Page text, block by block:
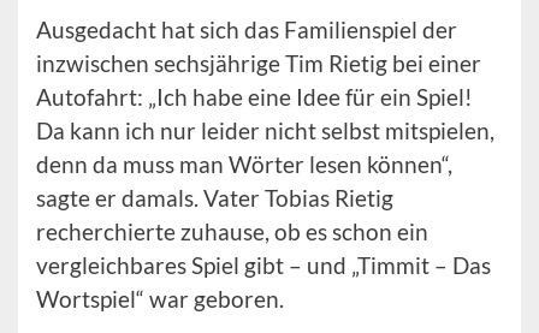
Ausgedacht hat sich das Familienspiel der
inzwischen sechsjährige Tim Rietig bei einer
Autofahrt: „Ich habe eine Idee für ein Spiel!
Da kann ich nur leider nicht selbst mitspielen,
denn da muss man Wörter lesen können“,
sagte er damals. Vater Tobias Rietig
recherchierte zuhause, ob es schon ein
vergleichbares Spiel gibt – und „Timmit – Das
Wortspiel“ war geboren.